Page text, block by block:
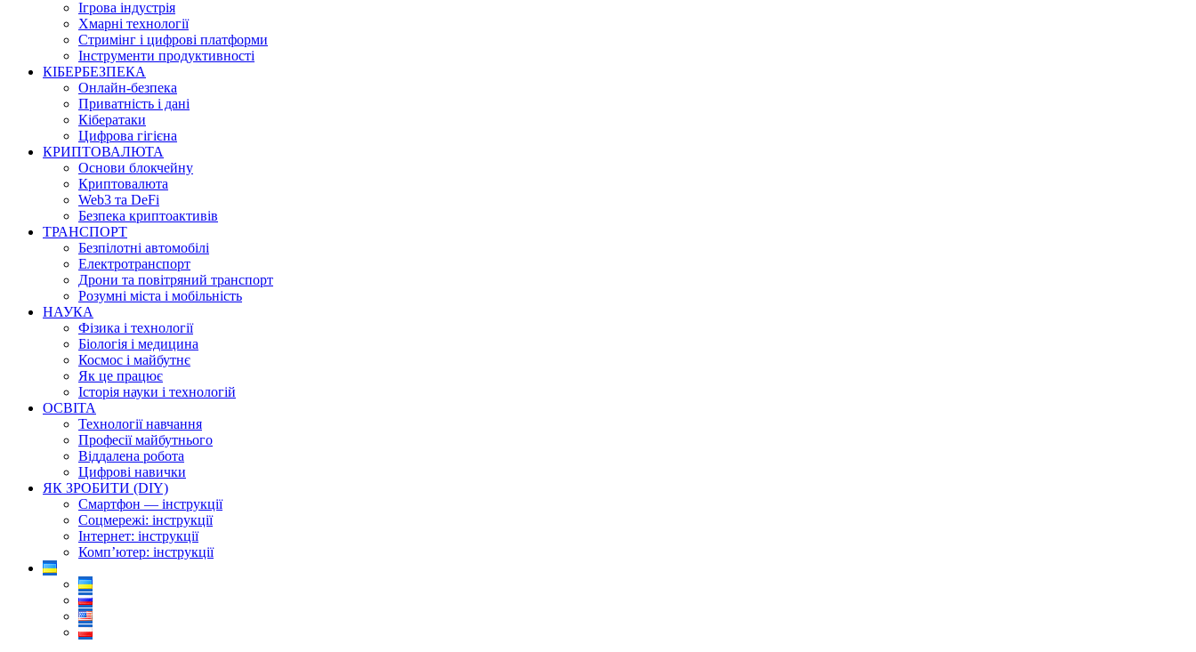
Ігрова індустрія
Хмарні технології
Стримінг і цифрові платформи
Інструменти продуктивності
КІБЕРБЕЗПЕКА
Онлайн-безпека
Приватність і дані
Кібератаки
Цифрова гігієна
КРИПТОВАЛЮТА
Основи блокчейну
Криптовалюта
Web3 та DeFi
Безпека криптоактивів
ТРАНСПОРТ
Безпілотні автомобілі
Електротранспорт
Дрони та повітряний транспорт
Розумні міста і мобільність
НАУКА
Фізика і технології
Біологія і медицина
Космос і майбутнє
Як це працює
Історія науки і технологій
ОСВІТА
Технології навчання
Професії майбутнього
Віддалена робота
Цифрові навички
ЯК ЗРОБИТИ (DIY)
Смартфон — інструкції
Соцмережі: інструкції
Інтернет: інструкції
Комп’ютер: інструкції